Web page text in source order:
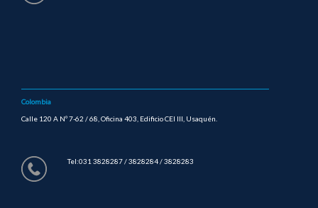
Colombia
Calle 120 A Nº 7-62 / 68, Oficina 403, Edificio CEI III, Usaquén.
Tel:031 3828287 / 3828284 / 3828283